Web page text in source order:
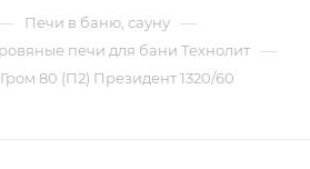
Печи в баню, сауну —
печи для бани Технолит —
80 (П2) Президент 1320/60